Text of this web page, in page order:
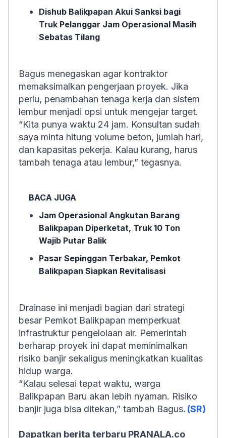
Dishub Balikpapan Akui Sanksi bagi
Truk Pelanggar Jam Operasional Masih
Sebatas Tilang
Bagus menegaskan agar kontraktor
memaksimalkan pengerjaan proyek. Jika
perlu, penambahan tenaga kerja dan sistem
lembur menjadi opsi untuk mengejar target.
“Kita punya waktu 24 jam. Konsultan sudah
saya minta hitung volume beton, jumlah hari,
dan kapasitas pekerja. Kalau kurang, harus
tambah tenaga atau lembur,” tegasnya.
BACA JUGA
Jam Operasional Angkutan Barang
Balikpapan Diperketat, Truk 10 Ton
Wajib Putar Balik
Pasar Sepinggan Terbakar, Pemkot
Balikpapan Siapkan Revitalisasi
Drainase ini menjadi bagian dari strategi
besar Pemkot Balikpapan memperkuat
infrastruktur pengelolaan air. Pemerintah
berharap proyek ini dapat meminimalkan
risiko banjir sekaligus meningkatkan kualitas
hidup warga.
“Kalau selesai tepat waktu, warga
Balikpapan Baru akan lebih nyaman. Risiko
banjir juga bisa ditekan,” tambah Bagus. (SR)
Dapatkan berita terbaru PRANALA.co